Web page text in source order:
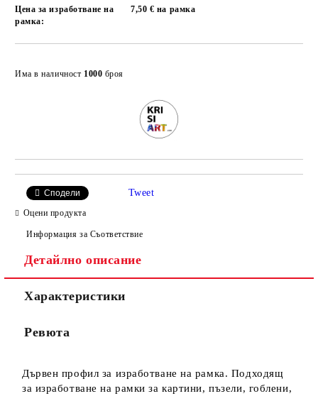
Цена за изработване на
рамка:
7,50 € на рамка
Има в наличност 1000 броя
Сподели Tweet
Оцени продукта
Информация за Съответствие
Детайлно описание
Характеристики
Ревюта
Дървен профил за изработване на рамка. Подходящ
за изработване на рамки за картини, пъзели, гоблени,